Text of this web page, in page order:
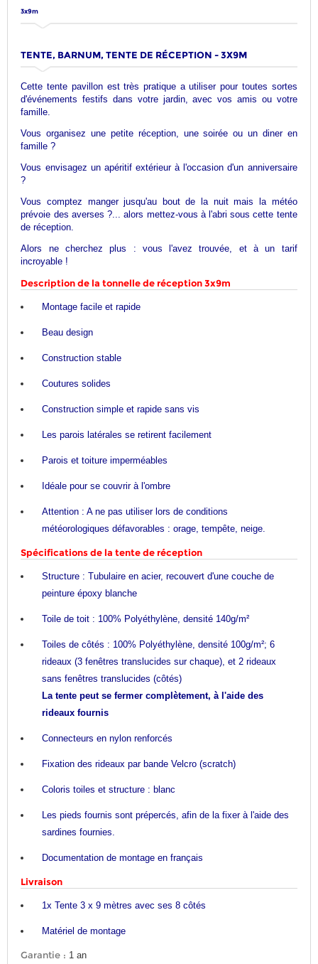
3x9m
TENTE, BARNUM, TENTE DE RÉCEPTION - 3X9M
Cette tente pavillon est très pratique a utiliser pour toutes sortes
d'événements festifs dans votre jardin, avec vos amis ou votre
famille.
Vous organisez une petite réception, une soirée ou un diner en
famille ?
Vous envisagez un apéritif extérieur à l'occasion d'un anniversaire
?
Vous comptez manger jusqu'au bout de la nuit mais la météo
prévoie des averses ?... alors mettez-vous à l'abri sous cette tente
de réception.
Alors ne cherchez plus : vous l'avez trouvée, et à un tarif
incroyable !
Description de la tonnelle de réception 3x9m
Montage facile et rapide
Beau design
Construction stable
Coutures solides
Construction simple et rapide sans vis
Les parois latérales se retirent facilement
Parois et toiture imperméables
Idéale pour se couvrir à l'ombre
Attention : A ne pas utiliser lors de conditions
météorologiques défavorables : orage, tempête, neige.
Spécifications de la tente de réception
Structure : Tubulaire en acier, recouvert d'une couche de
peinture époxy blanche
Toile de toit : 100% Polyéthylène, densité 140g/m²
Toiles de côtés : 100% Polyéthylène, densité 100g/m²; 6
rideaux (3 fenêtres translucides sur chaque), et 2 rideaux
sans fenêtres translucides (côtés)
La tente peut se fermer complètement, à l'aide des
rideaux fournis
Connecteurs en nylon renforcés
Fixation des rideaux par bande Velcro (scratch)
Coloris toiles et structure : blanc
Les pieds fournis sont prépercés, afin de la fixer à l'aide des
sardines fournies.
Documentation de montage en français
Livraison
1x Tente 3 x 9 mètres avec ses 8 côtés
Matériel de montage
Garantie : 1 an